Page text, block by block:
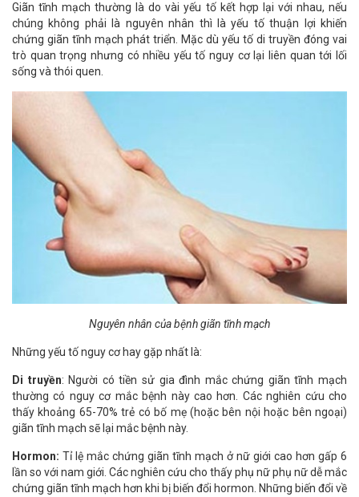
Giãn tĩnh mạch thường là do vài yếu tố kết hợp lại với nhau, nếu
chúng không phải là nguyên nhân thì là yếu tố thuận lợi khiến
chứng giãn tĩnh mạch phát triển. Mặc dù yếu tố di truyền đóng vai
trò quan trọng nhưng có nhiều yếu tố nguy cơ lại liên quan tới lối
sống và thói quen.
Nguyên nhân của bệnh giãn tĩnh mạch
Những yếu tố nguy cơ hay gặp nhất là:
Di truyền: Người có tiền sử gia đình mắc chứng giãn tĩnh mạch
thường có nguy cơ mắc bệnh này cao hơn. Các nghiên cứu cho
thấy khoảng 65-70% trẻ có bố mẹ (hoặc bên nội hoặc bên ngoại)
giãn tĩnh mạch sẽ lại mắc bệnh này.
Hormon: Tỉ lệ mắc chứng giãn tĩnh mạch ở nữ giới cao hơn gấp 6
lần so với nam giới. Các nghiên cứu cho thấy phụ nữ phụ nữ dễ mắc
chứng giãn tĩnh mạch hơn khi bị biến đổi hormon. Những biến đổi về